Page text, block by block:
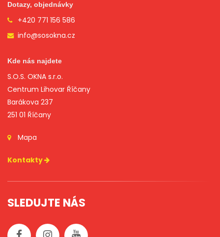
Dotazy, objednávky
+420 771 156 586
info@sosokna.cz
Kde nás najdete
S.O.S. OKNA s.r.o.
Centrum Lihovar Říčany
Barákova 237
251 01 Říčany
Mapa
Kontakty
SLEDUJTE NÁS